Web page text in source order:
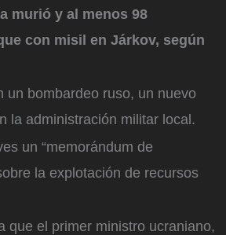
murió y al menos 98
con misil en Járkov, según
un bombardeo ruso, un nuevo
la administración militar local.
un “memorándum de
la explotación de recursos
que el primer ministro ucraniano,